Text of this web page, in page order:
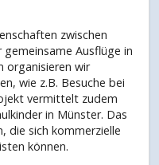
zwischen
Ausflüge in
organisieren wir
wie z.B. Besuche bei
vermittelt zudem
in Münster. Das
die sich kommerzielle
können.